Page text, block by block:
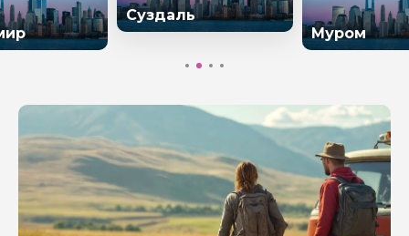
Суздаль
Муром